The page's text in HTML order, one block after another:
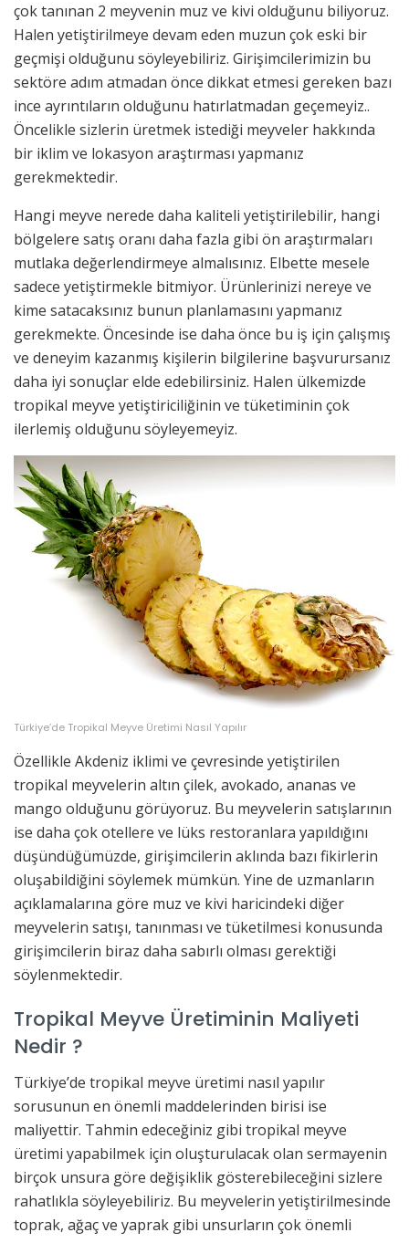
çok tanınan 2 meyvenin muz ve kivi olduğunu biliyoruz.
Halen yetiştirilmeye devam eden muzun çok eski bir
geçmişi olduğunu söyleyebiliriz. Girişimcilerimizin bu
sektöre adım atmadan önce dikkat etmesi gereken bazı
ince ayrıntıların olduğunu hatırlatmadan geçemeyiz..
Öncelikle sizlerin üretmek istediği meyveler hakkında
bir iklim ve lokasyon araştırması yapmanız
gerekmektedir.
Hangi meyve nerede daha kaliteli yetiştirilebilir, hangi
bölgelere satış oranı daha fazla gibi ön araştırmaları
mutlaka değerlendirmeye almalısınız. Elbette mesele
sadece yetiştirmekle bitmiyor. Ürünlerinizi nereye ve
kime satacaksınız bunun planlamasını yapmanız
gerekmekte. Öncesinde ise daha önce bu iş için çalışmış
ve deneyim kazanmış kişilerin bilgilerine başvurursanız
daha iyi sonuçlar elde edebilirsiniz. Halen ülkemizde
tropikal meyve yetiştiriciliğinin ve tüketiminin çok
ilerlemiş olduğunu söyleyemeyiz.
Türkiye’de Tropikal Meyve Üretimi Nasıl Yapılır
Özellikle Akdeniz iklimi ve çevresinde yetiştirilen
tropikal meyvelerin altın çilek, avokado, ananas ve
mango olduğunu görüyoruz. Bu meyvelerin satışlarının
ise daha çok otellere ve lüks restoranlara yapıldığını
düşündüğümüzde, girişimcilerin aklında bazı fikirlerin
oluşabildiğini söylemek mümkün. Yine de uzmanların
açıklamalarına göre muz ve kivi haricindeki diğer
meyvelerin satışı, tanınması ve tüketilmesi konusunda
girişimcilerin biraz daha sabırlı olması gerektiği
söylenmektedir.
Tropikal Meyve Üretiminin Maliyeti
Nedir ?
Türkiye’de tropikal meyve üretimi nasıl yapılır
sorusunun en önemli maddelerinden birisi ise
maliyettir. Tahmin edeceğiniz gibi tropikal meyve
üretimi yapabilmek için oluşturulacak olan sermayenin
birçok unsura göre değişiklik gösterebileceğini sizlere
rahatlıkla söyleyebiliriz. Bu meyvelerin yetiştirilmesinde
toprak, ağaç ve yaprak gibi unsurların çok önemli